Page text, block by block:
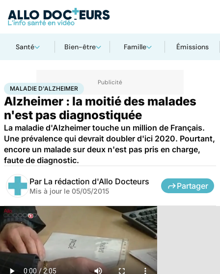
Santé Bien-être Famille Émissions
AccueilSantéMaladiesMaladie d'Alzheimer
MALADIE D'ALZHEIMER
Alzheimer : la moitié des malades
n'est pas diagnostiquée
La maladie d'Alzheimer touche un million de Français.
Une prévalence qui devrait doubler d'ici 2020. Pourtant,
encore un malade sur deux n'est pas pris en charge,
faute de diagnostic.
Par La rédaction d'Allo Docteurs
Mis à jour le 05/05/2015
Partager